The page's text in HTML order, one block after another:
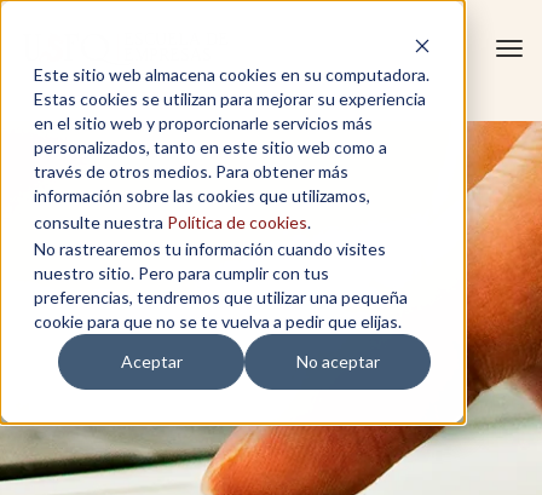
Este sitio web almacena cookies en su computadora.
Estas cookies se utilizan para mejorar su experiencia
en el sitio web y proporcionarle servicios más
personalizados, tanto en este sitio web como a
través de otros medios. Para obtener más
información sobre las cookies que utilizamos,
consulte nuestra Política de cookies.
No rastrearemos tu información cuando visites
nuestro sitio. Pero para cumplir con tus
preferencias, tendremos que utilizar una pequeña
cookie para que no se te vuelva a pedir que elijas.
Aceptar
No aceptar
TECNOLOGÍA